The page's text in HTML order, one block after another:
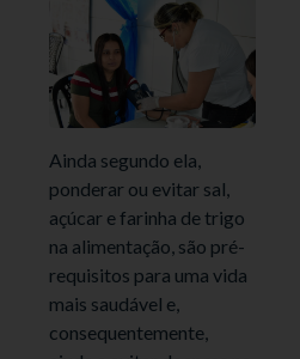
Ainda segundo ela,
ponderar ou evitar sal,
açúcar e farinha de trigo
na alimentação, são pré-
requisitos para uma vida
mais saudável e,
consequentemente,